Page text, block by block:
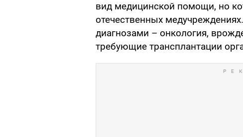
вид медицинской помощи, но
отечественных
диагнозами – онкология,
требующие трансплантации